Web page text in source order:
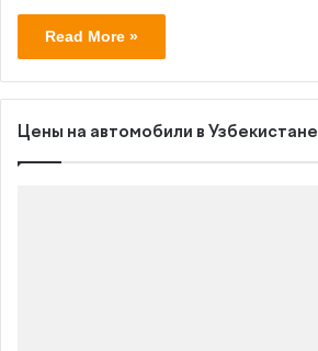
Read More »
Цены на автомобили в Узбекистане